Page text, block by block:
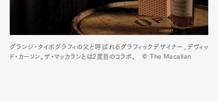
グランジ・タイポグラフィの父と呼ばれるグラフィックデザイナー、デヴィッ
ド・カーソン。ザ・マッカランとは2度目のコラボ。 © The Macallan